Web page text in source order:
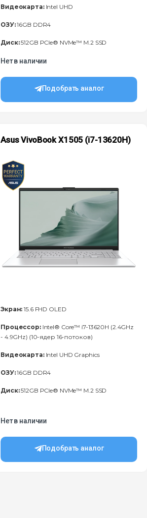
Видеокарта:Intel UHD
ОЗУ:16GB DDR4
Диск:512GB PCIe® NVMe™ M.2 SSD
Нет в наличии
Подобрать аналог
Asus VivoBook X1505 (i7-13620H)
Экран: 15.6 FHD OLED
Процессор:Intel® Core™ i7-13620H (2.4GHz
- 4.9GHz) (10-ядер 16-потоков)
Видеокарта:Intel UHD Graphics
ОЗУ:16GB DDR4
Диск:512GB PCIe® NVMe™ M.2 SSD
Нет в наличии
Подобрать аналог